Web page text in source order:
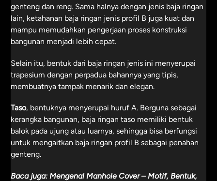
genteng dan reng. Sama halnya dengan jenis baja ringan
lain, ketahanan baja ringan jenis profil B juga kuat dan
mampu memudahkan pengerjaan proses konstruksi
bangunan menjadi lebih cepat.
Selain itu, bentuk dari baja ringan jenis ini menyerupai
trapesium dengan perpadua bahannya yang tipis,
membuatnya tampak menarik dan elegan.
Taso, bentuknya menyerupai huruf A. Berguna sebagai
kerangka bangunan, baja ringan taso memiliki bentuk
balok pada ujung atau luarnya, sehingga bisa berfungsi
untuk mengaitkan baja ringan profil B sebagai penahan
genteng.
Baca juga:Mengenal Manhole Cover – Motif, Bentuk,